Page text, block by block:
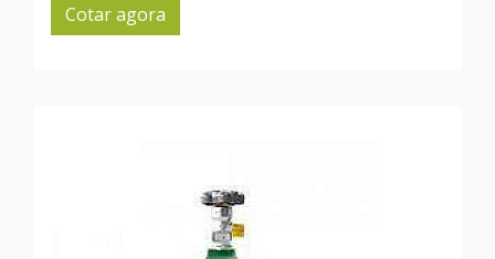
Cotar agora